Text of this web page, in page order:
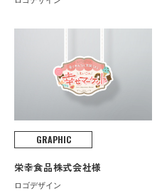
GRAPHIC
栄幸食品株式会社様
ロゴデザイン